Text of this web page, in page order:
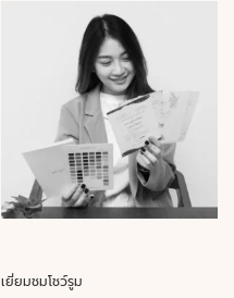
เยี่ยมชมโชว์รูม